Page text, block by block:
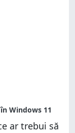
ar trebui să